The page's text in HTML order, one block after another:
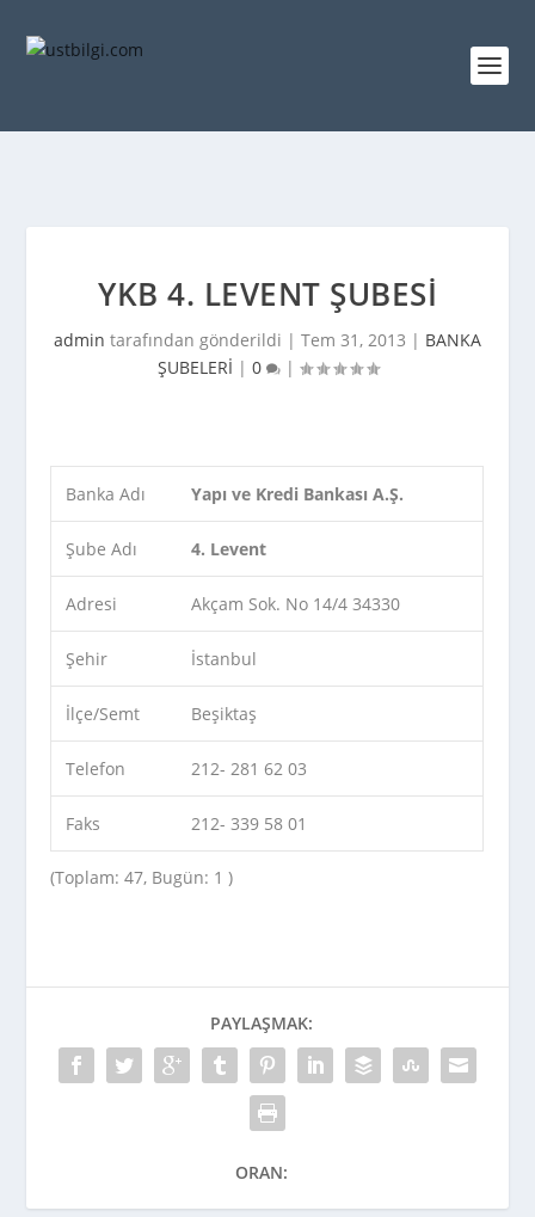
YKB 4. LEVENT ŞUBESI
admin tarafından gönderildi | Tem 31, 2013 | BANKA
ŞUBELERİ | 0 |
Banka Adı Yapı ve Kredi Bankası A.Ş.
Şube Adı 4. Levent
Adresi Akçam Sok. No 14/4 34330
Şehir İstanbul
İlçe/Semt Beşiktaş
Telefon 212- 281 62 03
Faks 212- 339 58 01
(Toplam: 47, Bugün: 1 )
PAYLAŞMAK:
ORAN: